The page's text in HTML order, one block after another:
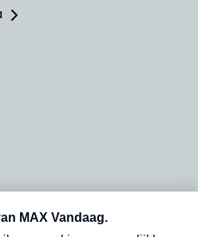
op onze
en dinsdagochtend in